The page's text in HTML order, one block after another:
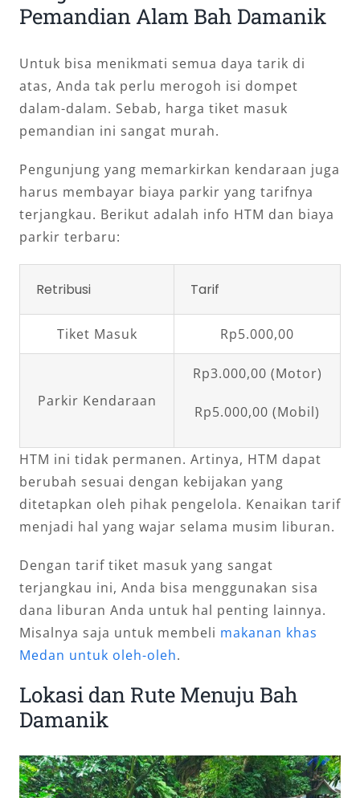
Pemandian Alam Bah Damanik
Untuk bisa menikmati semua daya tarik di
atas, Anda tak perlu merogoh isi dompet
dalam-dalam. Sebab, harga tiket masuk
pemandian ini sangat murah.
Pengunjung yang memarkirkan kendaraan juga
harus membayar biaya parkir yang tarifnya
terjangkau. Berikut adalah info HTM dan biaya
parkir terbaru:
Retribusi Tarif
Tiket Masuk Rp5.000,00
Parkir Kendaraan
Rp3.000,00 (Motor)
Rp5.000,00 (Mobil)
HTM ini tidak permanen. Artinya, HTM dapat
berubah sesuai dengan kebijakan yang
ditetapkan oleh pihak pengelola. Kenaikan tarif
menjadi hal yang wajar selama musim liburan.
Dengan tarif tiket masuk yang sangat
terjangkau ini, Anda bisa menggunakan sisa
dana liburan Anda untuk hal penting lainnya.
Misalnya saja untuk membeli makanan khas
Medan untuk oleh-oleh.
Lokasi dan Rute Menuju Bah
Damanik